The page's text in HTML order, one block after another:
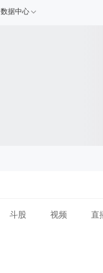
数据中心
斗股 视频 直